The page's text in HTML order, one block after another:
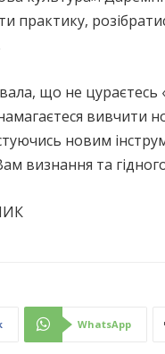
практику,
що не цураєтесь
вивчити
новим
визнання та гідного
WhatsApp